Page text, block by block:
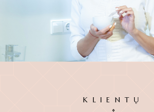
KLIENTŲ